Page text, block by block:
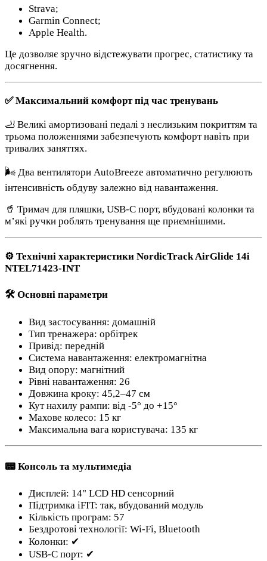
Strava;
Garmin Connect;
Apple Health.
Це дозволяє зручно відстежувати прогрес, статистику та
досягнення.
✅ Максимальний комфорт під час тренувань
🦶 Великі амортизовані педалі з неслизьким покриттям та
трьома положеннями забезпечують комфорт навіть при
тривалих заняттях.
🌬 Два вентилятори AutoBreeze автоматично регулюють
інтенсивність обдуву залежно від навантаження.
🥤 Тримач для пляшки, USB-C порт, вбудовані колонки та
м’які ручки роблять тренування ще приємнішими.
⚙️ Технічні характеристики NordicTrack AirGlide 14i
NTEL71423-INT
🛠 Основні параметри
Вид застосування: домашній
Тип тренажера: орбітрек
Привід: передній
Система навантаження: електромагнітна
Вид опору: магнітний
Рівні навантаження: 26
Довжина кроку: 45,2–47 см
Кут нахилу рампи: від -5° до +15°
Махове колесо: 15 кг
Максимальна вага користувача: 135 кг
📟 Консоль та мультимедіа
Дисплей: 14" LCD HD сенсорний
Підтримка iFIT: так, вбудований модуль
Кількість програм: 57
Бездротові технології: Wi-Fi, Bluetooth
Колонки: ✔
USB-C порт: ✔